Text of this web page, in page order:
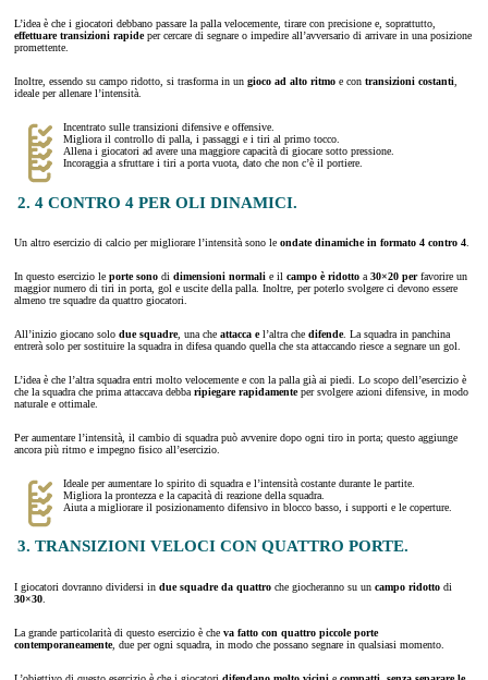
L’idea è che i giocatori debbano passare la palla velocemente, tirare con precisione e, soprattutto,
effettuare transizioni rapideper cercare di segnare o impedire all’avversario di arrivare in una posizione
promettente.
Inoltre, essendo su campo ridotto, si trasforma in un gioco ad alto ritmo e con transizioni costanti
ideale per allenare l’intensità.
Incentrato sulle transizioni difensive e offensive.
Migliora il controllo di palla, i passaggi e i tiri al primo tocco.
Allena i giocatori ad avere una maggiore capacità di giocare sotto pressione.
Incoraggia a sfruttare i tiri a porta vuota, dato che non c’è il portiere.
2. 4 CONTRO 4 PER OLI DINAMICI.
Un altro esercizio di calcio per migliorare l’intensità sono le ondate dinamiche in formato 4 contro 4
In questo esercizio le porte sono di dimensioni normali e il campo è ridotto a 30×20 perfavorire un
maggior numero di tiri in porta, gol e uscite della palla. Inoltre, per poterlo svolgere ci devono essere
almeno tre squadre da quattro giocatori.
All’inizio giocano solo due squadre, una che attacca el’altra che difende. La squadra in panchina
entrerà solo per sostituire la squadra in difesa quando quella che sta attaccando riesce a segnare un gol.
L’idea è che l’altra squadra entri molto velocemente e con la palla già ai piedi. Lo scopo dell’esercizio è
che la squadra che prima attaccava debba ripiegare rapidamenteper svolgere azioni difensive, in modo
naturale e ottimale.
Per aumentare l’intensità, il cambio di squadra può avvenire dopo ogni tiro in porta; questo aggiunge
ancora più ritmo e impegno fisico all’esercizio.
Ideale per aumentare lo spirito di squadra e l’intensità costante durante le partite.
Migliora la prontezza e la capacità di reazione della squadra.
Aiuta a migliorare il posizionamento difensivo in blocco basso, i supporti e le coperture.
3. TRANSIZIONI VELOCI CON QUATTRO PORTE.
I giocatori dovranno dividersi in due squadre da quattro che giocheranno su un campo ridotto di
30×30
La grande particolarità di questo esercizio è che va fatto con quattro piccole porte
contemporaneamente, due per ogni squadra, in modo che possano segnare in qualsiasi momento.